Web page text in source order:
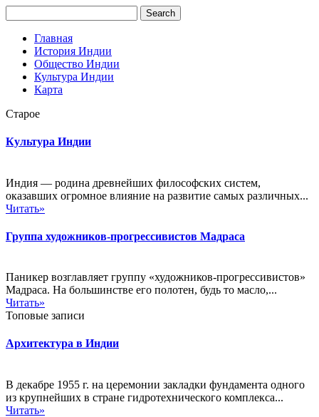
Главная
История Индии
Общество Индии
Культура Индии
Карта
Старое
Культура Индии
Индия — родина древнейших философских систем,
оказавших огромное влияние на развитие самых различных...
Читать»
Группа художников-прогрессивистов Мадраса
Паникер возглавляет группу «художников-прогрессивистов»
Мадраса. На большинстве его полотен, будь то масло,...
Читать»
Топовые записи
Архитектура в Индии
В декабре 1955 г. на церемонии закладки фундамента одного
из крупнейших в стране гидротехнического комплекса...
Читать»